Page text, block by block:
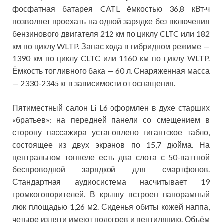
фосфатная батарея CATL ёмкостью 36,8 кВт·ч
позволяет проехать на одной зарядке без включения
бензинового двигателя 212 км по циклу CLTC или 182
км по циклу WLTP. Запас хода в гибридном режиме —
1390 км по циклу CLTC или 1160 км по циклу WLTP.
Ёмкость топливного бака — 60 л. Снаряженная масса
— 2330-2345 кг в зависимости от оснащения.
Пятиместный салон Li L6 оформлен в духе старших
«братьев»: на передней панели со смещением в
сторону пассажира установлено гигантское табло,
состоящее из двух экранов по 15,7 дюйма. На
центральном тоннеле есть два слота с 50-ваттной
беспроводной зарядкой для смартфонов.
Стандартная аудиосистема насчитывает 19
громкоговорителей. В крышу встроен панорамный
люк площадью 1,26 м2. Сиденья обиты кожей наппа,
четыре из пяти имеют подогрев и вентиляцию. Объём